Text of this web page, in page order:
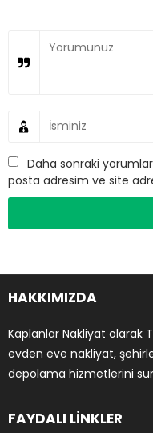
Daha sonraki
posta adresim ve site
HAKKIMIZDA
Kaplanlar Nakliyat olarak
evden eve nakliyat,
depolama hizmetlerini
FAYDALI LİNKLER